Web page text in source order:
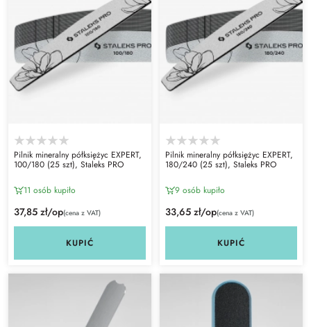
Pilnik mineralny półksiężyc EXPERT,
100/180 (25 szt), Staleks PRO
11 osób kupiło
37,85 zł/op(cena z VAT)
KUPIĆ
Pilnik mineralny półksiężyc EXPERT,
180/240 (25 szt), Staleks PRO
9 osób kupiło
33,65 zł/op(cena z VAT)
KUPIĆ